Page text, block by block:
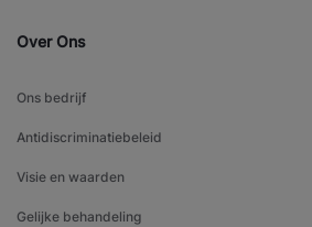
Over Ons
Ons bedrijf
Antidiscriminatiebeleid
Visie en waarden
Gelijke behandeling